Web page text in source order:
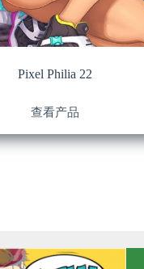
Pixel Philia 22
查看产品